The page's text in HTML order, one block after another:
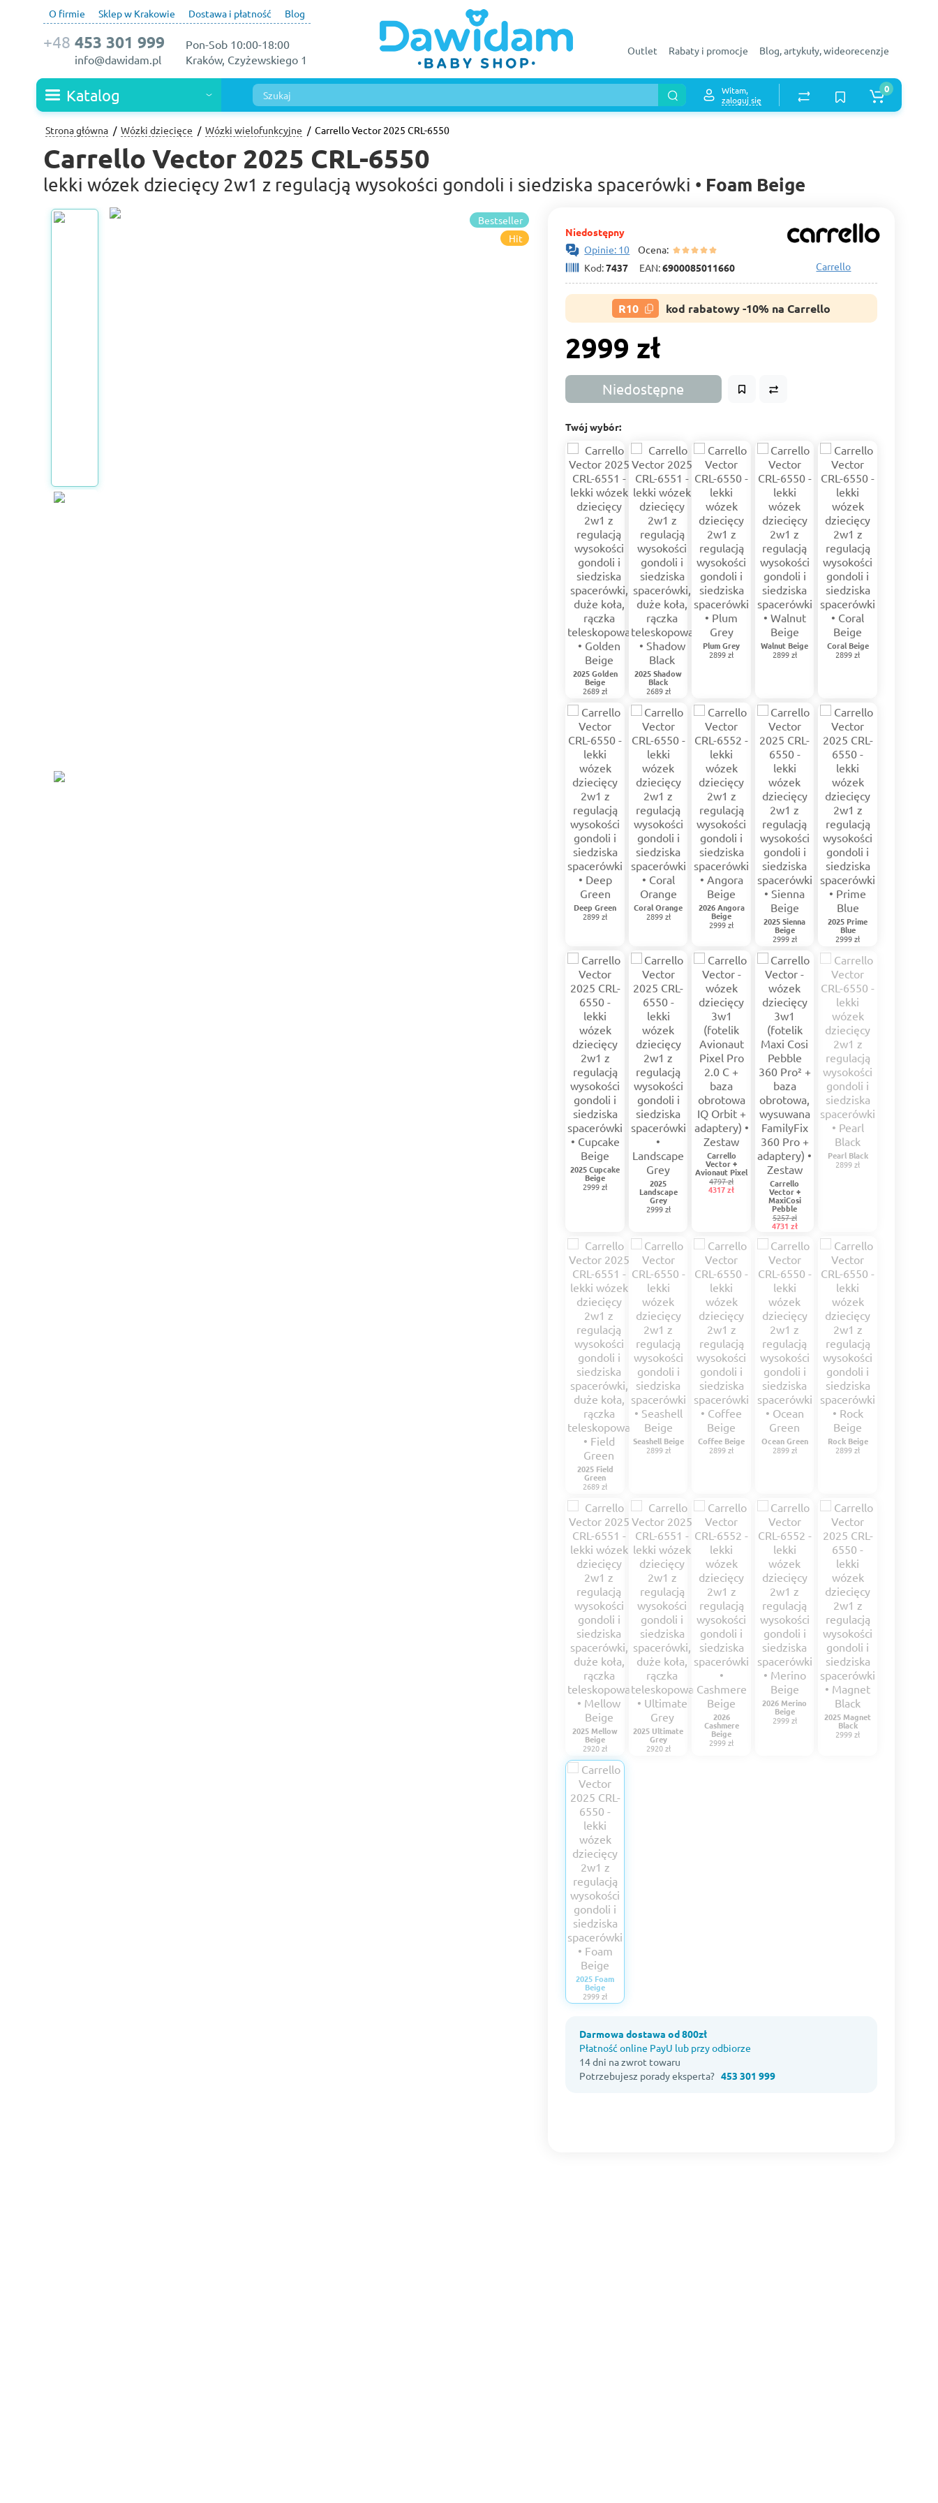
O firmie Sklep w Krakowie Dostawa i płatność Blog
Pon-Sob 10:00-18:00
Kraków, Czyżewskiego 1
+48 453 301 999
info@dawidam.pl
Outlet Rabaty i promocje Blog, artykuły, wideorecenzje
Katalog
Witam,
zaloguj się
0
Strona główna Wózki dziecięce Wózki wielofunkcyjne Carrello Vector 2025 CRL-6550
Carrello Vector 2025 CRL-6550
lekki wózek dziecięcy 2w1 z regulacją wysokości gondoli i siedziska spacerówki • Foam Beige
Bestseller
Hit
Niedostępny
Opinie: 10 Ocena:
Kod:7437 EAN:6900085011660 Carrello
R10 kod rabatowy -10% na Carrello
2999 zł
Niedostępne
Twój wybór:
Pearl Black
2899 zł
2025 Golden
Beige
2689 zł
2025 Field
Green
2689 zł
2025 Shadow
Black
2689 zł
Seashell Beige
2899 zł
Coffee Beige
2899 zł
Plum Grey
2899 zł
Walnut Beige
2899 zł
Coral Beige
2899 zł
Deep Green
2899 zł
Coral Orange
2899 zł
Ocean Green
2899 zł
Rock Beige
2899 zł
2025 Mellow
Beige
2920 zł
2025 Ultimate
Grey
2920 zł
2026
Cashmere
Beige
2999 zł
2026 Angora
Beige
2999 zł
2026 Merino
Beige
2999 zł
2025 Sienna
Beige
2999 zł
2025 Prime
Blue
2999 zł
2025 Cupcake
Beige
2999 zł
2025
Landscape
Grey
2999 zł
2025 Magnet
Black
2999 zł
2025 Foam
Beige
2999 zł
Carrello
Vector +
Avionaut Pixel
4797 zł
4317 zł
Carrello
Vector +
MaxiCosi
Pebble
5257 zł
4731 zł
Darmowa dostawa od 800zł
Płatność online PayU lub przy odbiorze
14 dni na zwrot towaru
Potrzebujesz porady eksperta?453 301 999